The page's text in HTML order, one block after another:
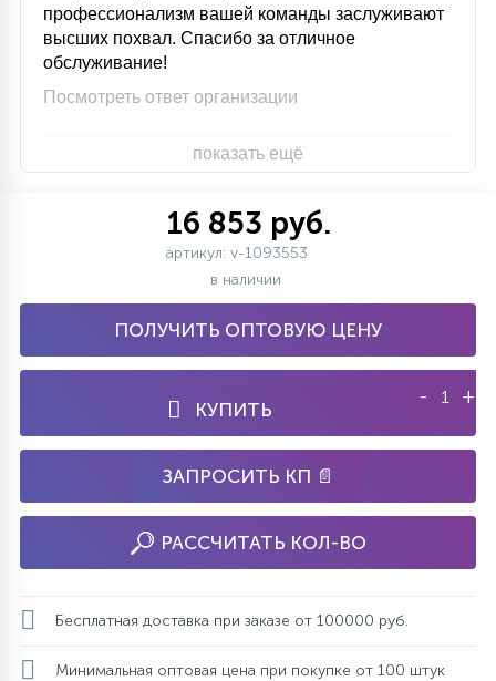
профессионализм вашей команды заслуживают
высших похвал. Спасибо за отличное
обслуживание!
Посмотреть ответ организации
показать ещё
16 853 руб.
артикул: v-1093553
в наличии
ПОЛУЧИТЬ ОПТОВУЮ ЦЕНУ
КУПИТЬ
- +
ЗАПРОСИТЬ КП 📄
РАССЧИТАТЬ КОЛ-ВО
Бесплатная доставка при заказе от 100000 руб.
Минимальная оптовая цена при покупке от 100 штук